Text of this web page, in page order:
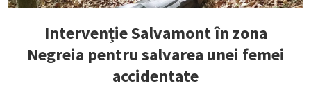
Intervenție Salvamont în zona
Negreia pentru salvarea unei femei
accidentate